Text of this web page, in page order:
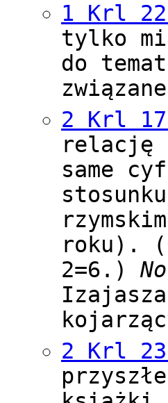
1 Krl
tylko
do
2 Krl
relację
same
roku).
2=6.)
2 Krl